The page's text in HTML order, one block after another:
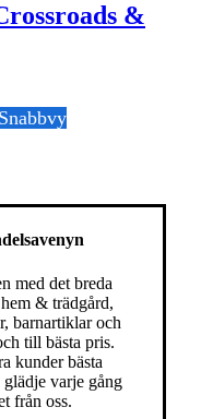
&
Snabbvy
med det breda
& trädgård,
barnartiklar och
till bästa pris.
kunder bästa
varje gång
från oss.